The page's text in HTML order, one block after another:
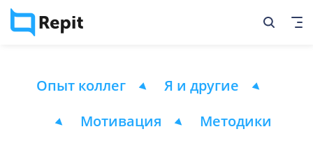
Опыт коллег
Я и другие
Мотивация
Методики